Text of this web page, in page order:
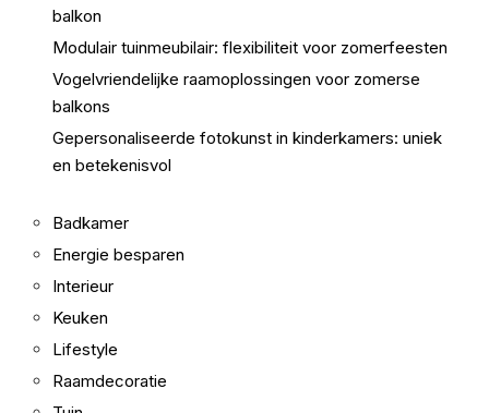
balkon
Modulair tuinmeubilair: flexibiliteit voor zomerfeesten
Vogelvriendelijke raamoplossingen voor zomerse
balkons
Gepersonaliseerde fotokunst in kinderkamers: uniek
en betekenisvol
Badkamer
Energie besparen
Interieur
Keuken
Lifestyle
Raamdecoratie